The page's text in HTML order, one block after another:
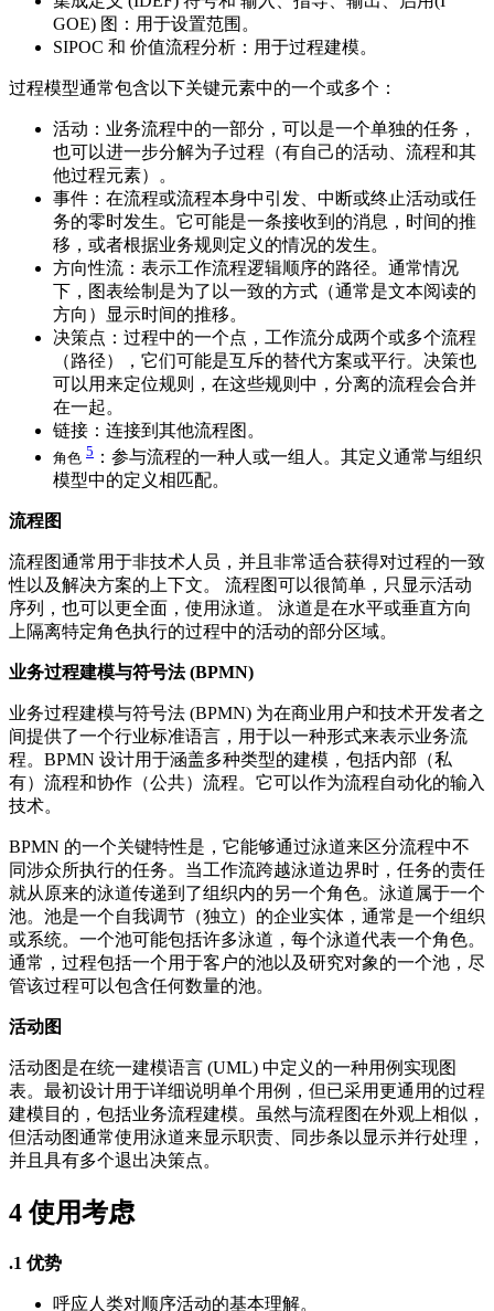
GOE) 图：用于设置范围。
SIPOC 和 价值流程分析：用于过程建模。
过程模型通常包含以下关键元素中的一个或多个：
活动：业务流程中的一部分，可以是一个单独的任务，
也可以进一步分解为子过程（有自己的活动、流程和其
他过程元素）。
事件：在流程或流程本身中引发、中断或终止活动或任
务的零时发生。它可能是一条接收到的消息，时间的推
移，或者根据业务规则定义的情况的发生。
方向性流：表示工作流程逻辑顺序的路径。通常情况
下，图表绘制是为了以一致的方式（通常是文本阅读的
方向）显示时间的推移。
决策点：过程中的一个点，工作流分成两个或多个流程
（路径），它们可能是互斥的替代方案或平行。决策也
可以用来定位规则，在这些规则中，分离的流程会合并
在一起。
链接：连接到其他流程图。
角色 5 ：参与流程的一种人或一组人。其定义通常与组织
模型中的定义相匹配。
流程图
流程图通常用于非技术人员，并且非常适合获得对过程的一致
性以及解决方案的上下文。 流程图可以很简单，只显示活动
序列，也可以更全面，使用泳道。 泳道是在水平或垂直方向
上隔离特定角色执行的过程中的活动的部分区域。
业务过程建模与符号法 (BPMN)
业务过程建模与符号法 (BPMN) 为在商业用户和技术开发者之
间提供了一个行业标准语言，用于以一种形式来表示业务流
程。BPMN 设计用于涵盖多种类型的建模，包括内部（私
有）流程和协作（公共）流程。它可以作为流程自动化的输入
技术。
BPMN 的一个关键特性是，它能够通过泳道来区分流程中不
同涉众所执行的任务。当工作流跨越泳道边界时，任务的责任
就从原来的泳道传递到了组织内的另一个角色。泳道属于一个
池。池是一个自我调节（独立）的企业实体，通常是一个组织
或系统。一个池可能包括许多泳道，每个泳道代表一个角色。
通常，过程包括一个用于客户的池以及研究对象的一个池，尽
管该过程可以包含任何数量的池。
活动图
活动图是在统一建模语言 (UML) 中定义的一种用例实现图
表。最初设计用于详细说明单个用例，但已采用更通用的过程
建模目的，包括业务流程建模。虽然与流程图在外观上相似，
但活动图通常使用泳道来显示职责、同步条以显示并行处理，
并且具有多个退出决策点。
4使用考虑
.1 优势
呼应人类对顺序活动的基本理解。